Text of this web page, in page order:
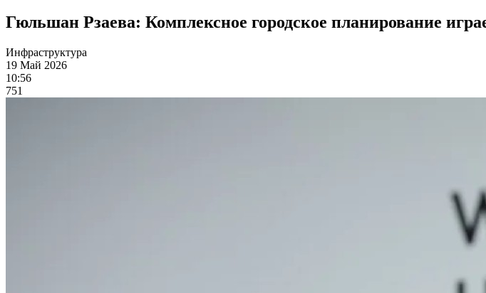
Гюльшан Рзаева: Комплексное городское планирование
Инфраструктура
19 Май 2026
10:56
751